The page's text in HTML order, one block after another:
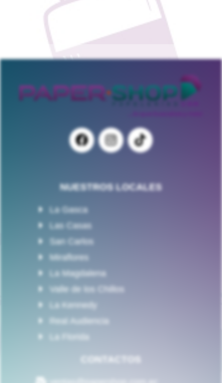
NUESTROS LOCALES
La Gasca
Las Casas
San Carlos
Miraflores
La Magdalena
Valle de los Chillos
La Kennedy
Real Audiencia
La Florida
CONTACTOS